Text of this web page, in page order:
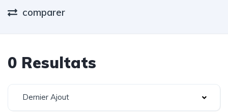
comparer
0 Resultats
Dernier Ajout